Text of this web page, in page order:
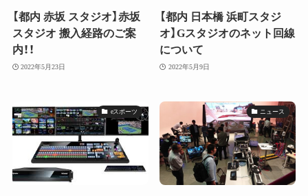
【都内 赤坂 スタジオ】赤坂
スタジオ 搬入経路のご案
内！！
2022年5月23日
【都内 日本橋 浜町スタジ
オ】Gスタジオのネット回線
について
2022年5月9日
eスポーツ ニュース